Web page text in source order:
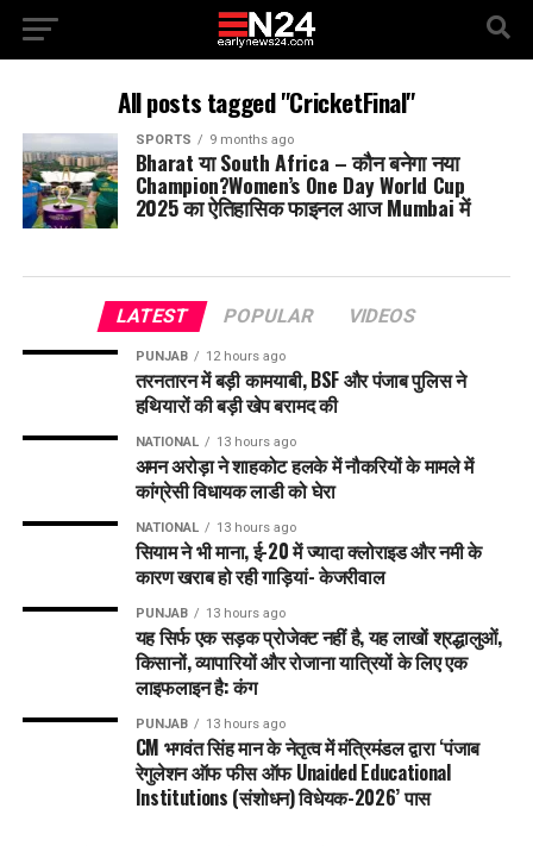
All posts tagged "CricketFinal"
SPORTS 9 months ago
Bharat या South Africa – कौन बनेगा नया
Champion?Women’s One Day World Cup
2025 का ऐतिहासिक फाइनल आज Mumbai में
LATEST POPULAR VIDEOS
PUNJAB 12 hours ago
तरनतारन में बड़ी कामयाबी, BSF और पंजाब पुलिस ने
हथियारों की बड़ी खेप बरामद की
NATIONAL 13 hours ago
अमन अरोड़ा ने शाहकोट हलके में नौकरियों के मामले में
कांग्रेसी विधायक लाडी को घेरा
NATIONAL 13 hours ago
सियाम ने भी माना, ई-20 में ज्यादा क्लोराइड और नमी के
कारण खराब हो रही गाड़ियां- केजरीवाल
PUNJAB 13 hours ago
यह सिर्फ एक सड़क प्रोजेक्ट नहीं है, यह लाखों श्रद्धालुओं,
किसानों, व्यापारियों और रोजाना यात्रियों के लिए एक
लाइफलाइन है: कंग
PUNJAB 13 hours ago
CM भगवंत सिंह मान के नेतृत्व में मंत्रिमंडल द्वारा ‘पंजाब
रेगुलेशन ऑफ फीस ऑफ Unaided Educational
Institutions (संशोधन) विधेयक-2026’ पास